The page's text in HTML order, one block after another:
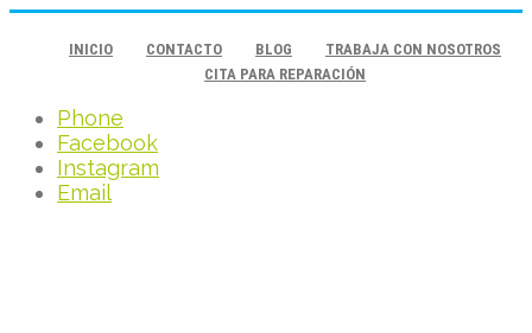
INICIO CONTACTO BLOG
TRABAJA CON NOSOTROS
CITA PARA REPARACIÓN
Phone
Facebook
Instagram
Email